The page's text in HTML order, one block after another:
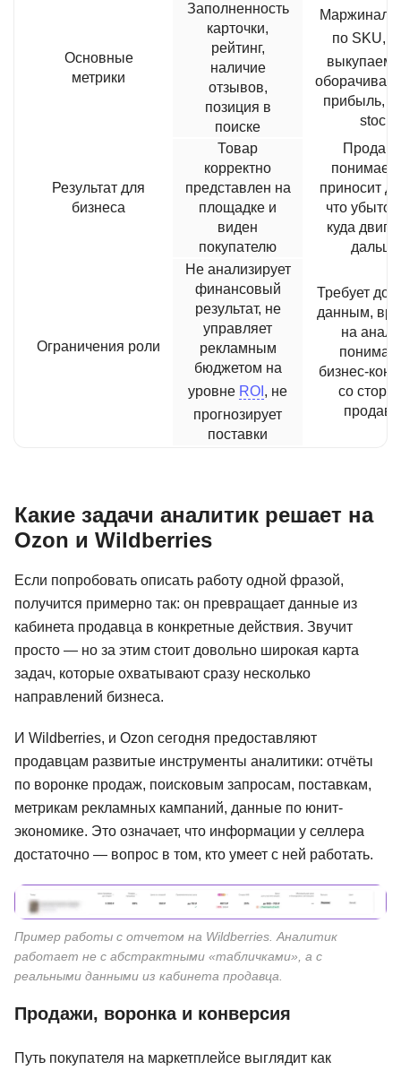
Основные
метрики
Заполненность
карточки,
рейтинг,
наличие
отзывов,
позиция в
поиске
по SKU,
прибыль,
stock
Результат для
бизнеса
Товар
корректно
представлен на
площадке и
виден
покупателю
понимает,
приносит
что
куда
дальше
Ограничения роли
Не анализирует
финансовый
результат, не
управляет
рекламным
бюджетом на
уровне ROI , не
прогнозирует
поставки
Требует
данным,
на
бизнес-
со
Какие задачи аналитик решает на
Ozon и Wildberries
Если попробовать описать работу одной фразой,
получится примерно так: он превращает данные из
кабинета продавца в конкретные действия. Звучит
просто — но за этим стоит довольно широкая карта
задач, которые охватывают сразу несколько
направлений бизнеса.
И Wildberries, и Ozon сегодня предоставляют
продавцам развитые инструменты аналитики: отчёты
по воронке продаж, поисковым запросам, поставкам,
метрикам рекламных кампаний, данные по юнит-
экономике. Это означает, что информации у селлера
достаточно — вопрос в том, кто умеет с ней работать.
Пример работы с отчетом на Wildberries. Аналитик
работает не с абстрактными «табличками», а с
реальными данными из кабинета продавца.
Продажи, воронка и конверсия
Путь покупателя на маркетплейсе выглядит как